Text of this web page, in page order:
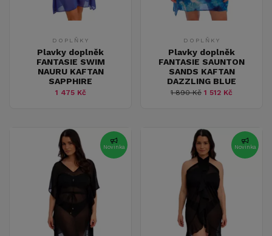
DOPLŇKY
Plavky doplněk
FANTASIE SWIM
NAURU KAFTAN
SAPPHIRE
1 475 Kč
DOPLŇKY
Plavky doplněk
FANTASIE SAUNTON
SANDS KAFTAN
DAZZLING BLUE
1 890 Kč 1 512 Kč
Novinka Novinka